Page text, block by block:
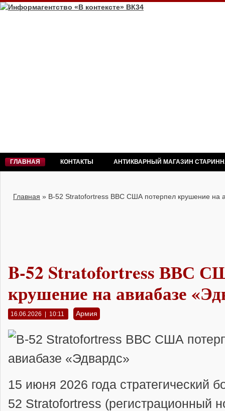
ГЛАВНАЯ КОНТАКТЫ АНТИКВАРНЫЙ МАГАЗИН
Главная » B-52 Stratofortress ВВС США потерпел крушение на
B-52 Stratofortress ВВС
крушение на авиабазе
16.06.2026 | 10:11 Армия
15 июня 2026 года стратегический
52 Stratofortress (регистрационный